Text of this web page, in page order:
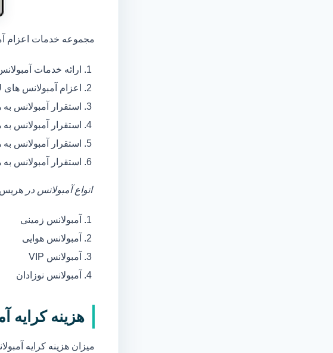
مجموعه خدمات اعزام
ارائه خدمات
اعزام آمبولانس های ICU ,NICU ,PICU و CCU جهت انتقال بیماران با شرایط خاص
استقرار آمبولانس
استقرار آمبولانس
استقرار آمبولانس
استقرار آمبولانس
انواع آمبولانس در هریس
آمبولانس زمینی
آمبولانس هوایی
آمبولانس VIP
آمبولانس نوزادان
هزینه
میزان هزینه کرایه